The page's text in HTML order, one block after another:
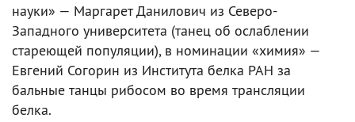
науки» — Маргарет Данилович из Северо-
Западного университета (танец об ослаблении
стареющей популяции), в номинации «химия» —
Евгений Согорин из Института белка РАН за
бальные танцы рибосом во время трансляции
белка.